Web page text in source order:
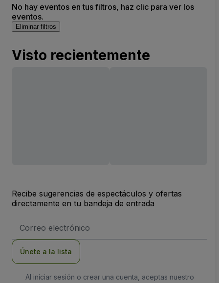
No hay eventos en tus filtros, haz clic para ver los
eventos.
Eliminar filtros
Visto recientemente
Recibe sugerencias de espectáculos y ofertas
directamente en tu bandeja de entrada
de
Únete a la lista
Al iniciar sesión o crear una cuenta, aceptas nuestro